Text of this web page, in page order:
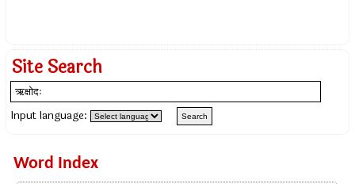
Site Search
Input language:
Word Index